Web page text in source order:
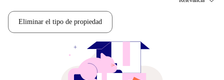
Eliminar el tipo de propiedad